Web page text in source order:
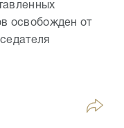
освобожден от